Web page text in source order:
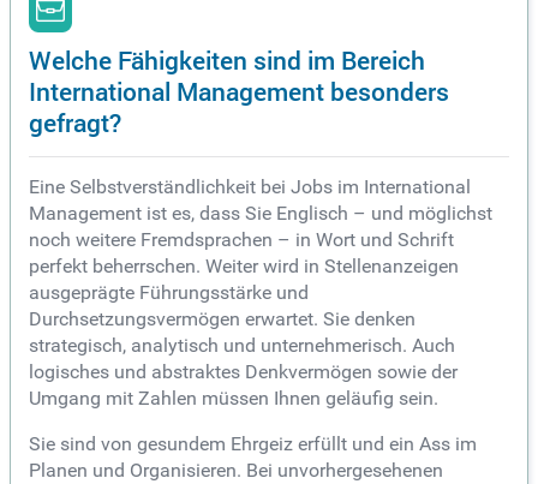
Welche Fähigkeiten sind im Bereich
International Management besonders
gefragt?
Eine Selbstverständlichkeit bei Jobs im International
Management ist es, dass Sie Englisch – und möglichst
noch weitere Fremdsprachen – in Wort und Schrift
perfekt beherrschen. Weiter wird in Stellenanzeigen
ausgeprägte Führungsstärke und
Durchsetzungsvermögen erwartet. Sie denken
strategisch, analytisch und unternehmerisch. Auch
logisches und abstraktes Denkvermögen sowie der
Umgang mit Zahlen müssen Ihnen geläufig sein.
Sie sind von gesundem Ehrgeiz erfüllt und ein Ass im
Planen und Organisieren. Bei unvorhergesehenen